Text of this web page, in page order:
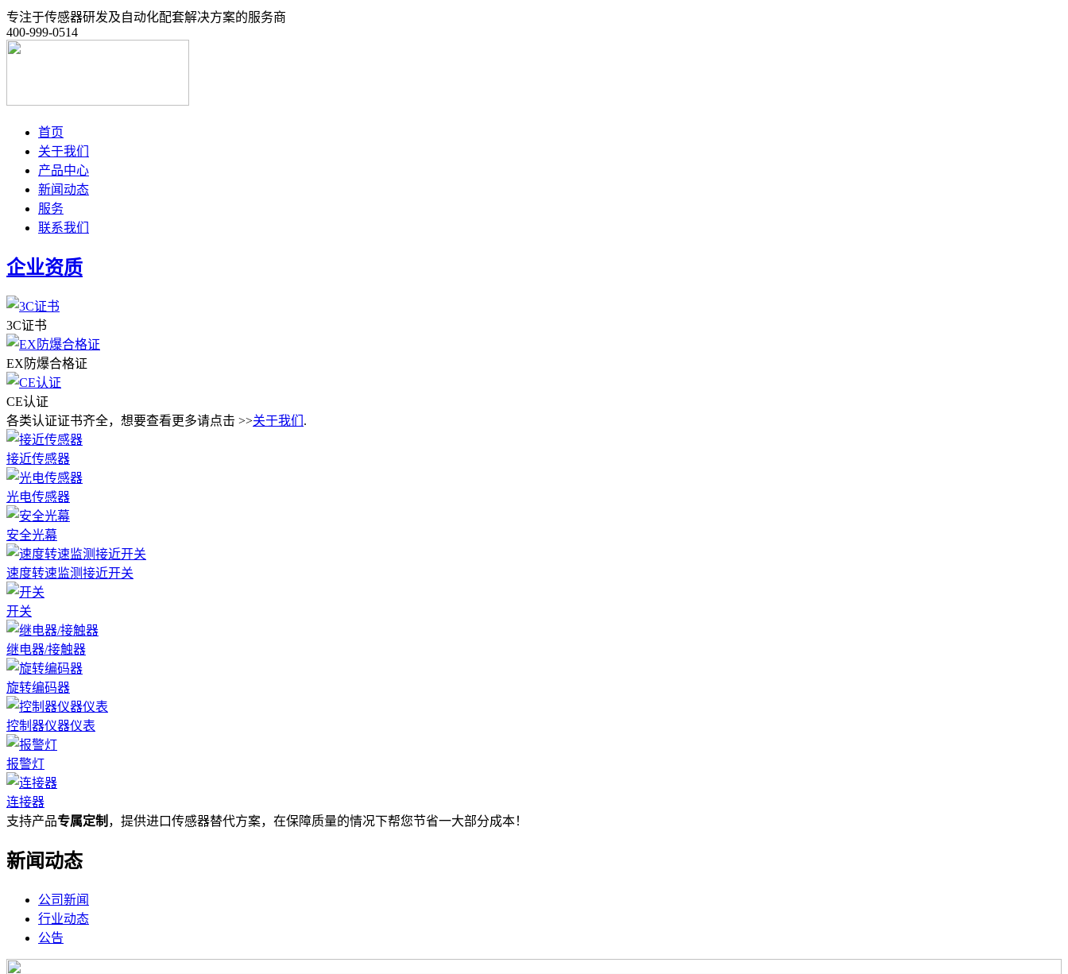
专注于传感器研发及自动化配套解决方案的服务商
400-999-0514
首页
关于我们
产品中心
新闻动态
服务
联系我们
企业资质
3C证书
EX防爆合格证
CE认证
各类认证证书齐全，想要查看更多请点击 >>关于我们 .
接近传感器
光电传感器
安全光幕
速度转速监测接近开关
开关
继电器/接触器
旋转编码器
控制器仪器仪表
报警灯
连接器
支持产品专属定制 ，提供进口传感器替代方案，在保障质量的情况下帮您节省一大部分成本！
新闻动态
公司新闻
行业动态
公告